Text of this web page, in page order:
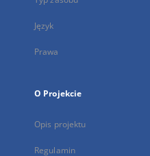
Język
Prawa
O Projekcie
Opis projektu
Regulamin